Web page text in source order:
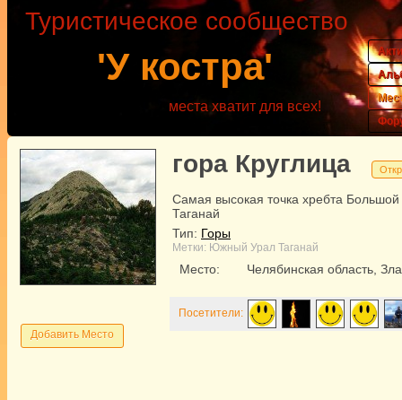
'У костра'
Туристическое сообщество
места хватит для всех!
гора Круглица
Самая высокая точка хребта Большой
Таганай
Тип: Горы
Метки: Южный Урал Таганай
Место: Челябинская область,
Добавить Место
Посетители: